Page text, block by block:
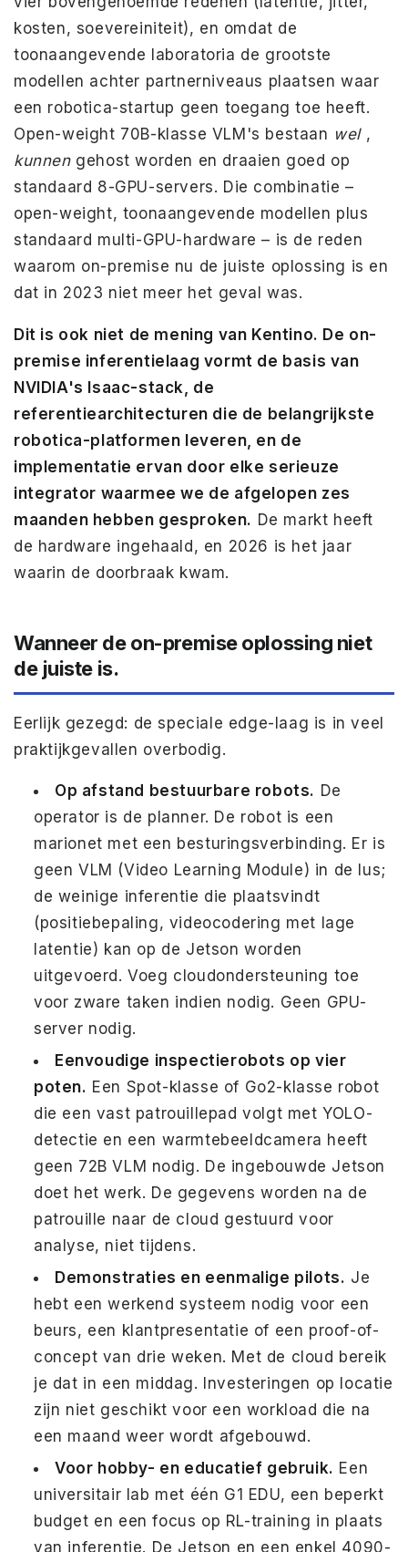
kosten, soevereiniteit), en omdat de
toonaangevende laboratoria de grootste
modellen achter partnerniveaus plaatsen waar
een robotica-startup geen toegang toe heeft.
Open-weight 70B-klasse VLM's bestaan ​​wel,
kunnengehost worden en draaien goed op
standaard 8-GPU-servers. Die combinatie –
open-weight, toonaangevende modellen plus
standaard multi-GPU-hardware – is de reden
waarom on-premise nu de juiste oplossing is en
dat in 2023 niet meer het geval was.
Dit is ook niet de mening van Kentino. De on-
premise inferentielaag vormt de basis van
NVIDIA's Isaac-stack, de
referentiearchitecturen die de belangrijkste
robotica-platformen leveren, en de
implementatie ervan door elke serieuze
integrator waarmee we de afgelopen zes
maanden hebben gesproken. De markt heeft
de hardware ingehaald, en 2026 is het jaar
waarin de doorbraak kwam.
Wanneer de on-premise oplossing niet
de juiste is.
Eerlijk gezegd: de speciale edge-laag is in veel
praktijkgevallen overbodig.
Op afstand bestuurbare robots. De
operator is de planner. De robot is een
marionet met een besturingsverbinding. Er is
geen VLM (Video Learning Module) in de lus;
de weinige inferentie die plaatsvindt
(positiebepaling, videocodering met lage
latentie) kan op de Jetson worden
uitgevoerd. Voeg cloudondersteuning toe
voor zware taken indien nodig. Geen GPU-
server nodig.
Eenvoudige inspectierobots op vier
poten. Een Spot-klasse of Go2-klasse robot
die een vast patrouillepad volgt met YOLO-
detectie en een warmtebeeldcamera heeft
geen 72B VLM nodig. De ingebouwde Jetson
doet het werk. De gegevens worden na de
patrouille naar de cloud gestuurd voor
analyse, niet tijdens.
Demonstraties en eenmalige pilots. Je
hebt een werkend systeem nodig voor een
beurs, een klantpresentatie of een proof-of-
concept van drie weken. Met de cloud bereik
je dat in een middag. Investeringen op locatie
zijn niet geschikt voor een workload die na
een maand weer wordt afgebouwd.
Voor hobby- en educatief gebruik. Een
universitair lab met één G1 EDU, een beperkt
budget en een focus op RL-training in plaats
van inferentie. De Jetson en een enkel 4090-